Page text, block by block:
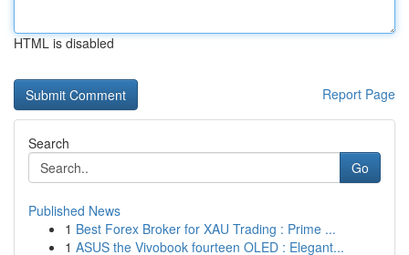
HTML is disabled
Report Page
Search
Go
Published News
1 Best Forex Broker for XAU Trading : Prime ...
1 ASUS the Vivobook fourteen OLED : Elegant...